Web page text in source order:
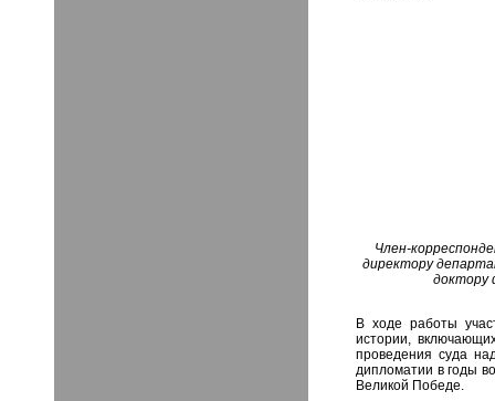
Член-
директору
доктору
В ходе работы
истории,
проведения суда
дипломатии в годы
Великой Победе.